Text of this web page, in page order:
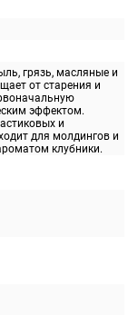
грязь, масляные и
от старения и
эффектом.
и
для молдингов и
клубники.